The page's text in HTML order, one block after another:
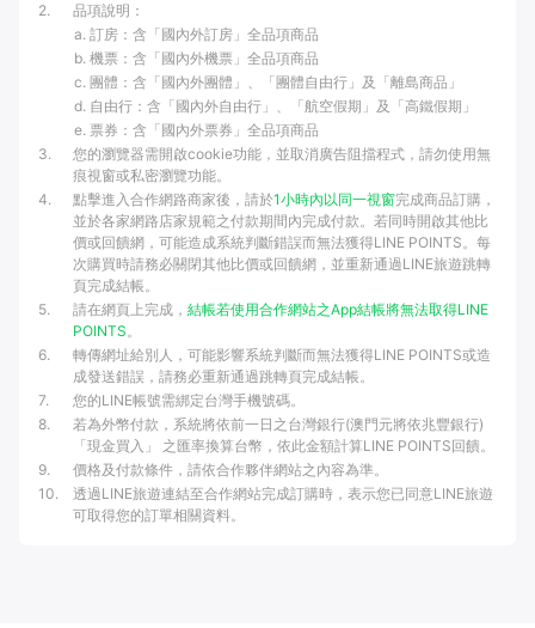
2.
品項說明：
訂房：含「國內外訂房」全品項商品
機票：含「國內外機票」全品項商品
團體：含「國內外團體」、「團體自由行」及「離島商品」
自由行：含「國內外自由行」、「航空假期」及「高鐵假期」
票券：含「國內外票券」全品項商品
3.
您的瀏覽器需開啟cookie功能，並取消廣告阻擋程式，請勿使用無
痕視窗或私密瀏覽功能。
4. 點擊進入合作網路商家後，請於1小時內以同一視窗完成商品訂購，
並於各家網路店家規範之付款期間內完成付款。若同時開啟其他比
價或回饋網，可能造成系統判斷錯誤而無法獲得LINE POINTS。每
次購買時請務必關閉其他比價或回饋網，並重新通過LINE旅遊跳轉
頁完成結帳。
5. 請在網頁上完成， 結帳若使用合作網站之App結帳將無法取得LINE
POINTS。
6.
轉傳網址給別人，可能影響系統判斷而無法獲得LINE POINTS或造
成發送錯誤，請務必重新通過跳轉頁完成結帳。
7.
您的LINE帳號需綁定台灣手機號碼。
8.
若為外幣付款，系統將依前一日之台灣銀行(澳門元將依兆豐銀行)
「現金買入」 之匯率換算台幣，依此金額計算LINE POINTS回饋。
9.
價格及付款條件，請依合作夥伴網站之內容為準。
10.
透過LINE旅遊連結至合作網站完成訂購時，表示您已同意LINE旅遊
可取得您的訂單相關資料。